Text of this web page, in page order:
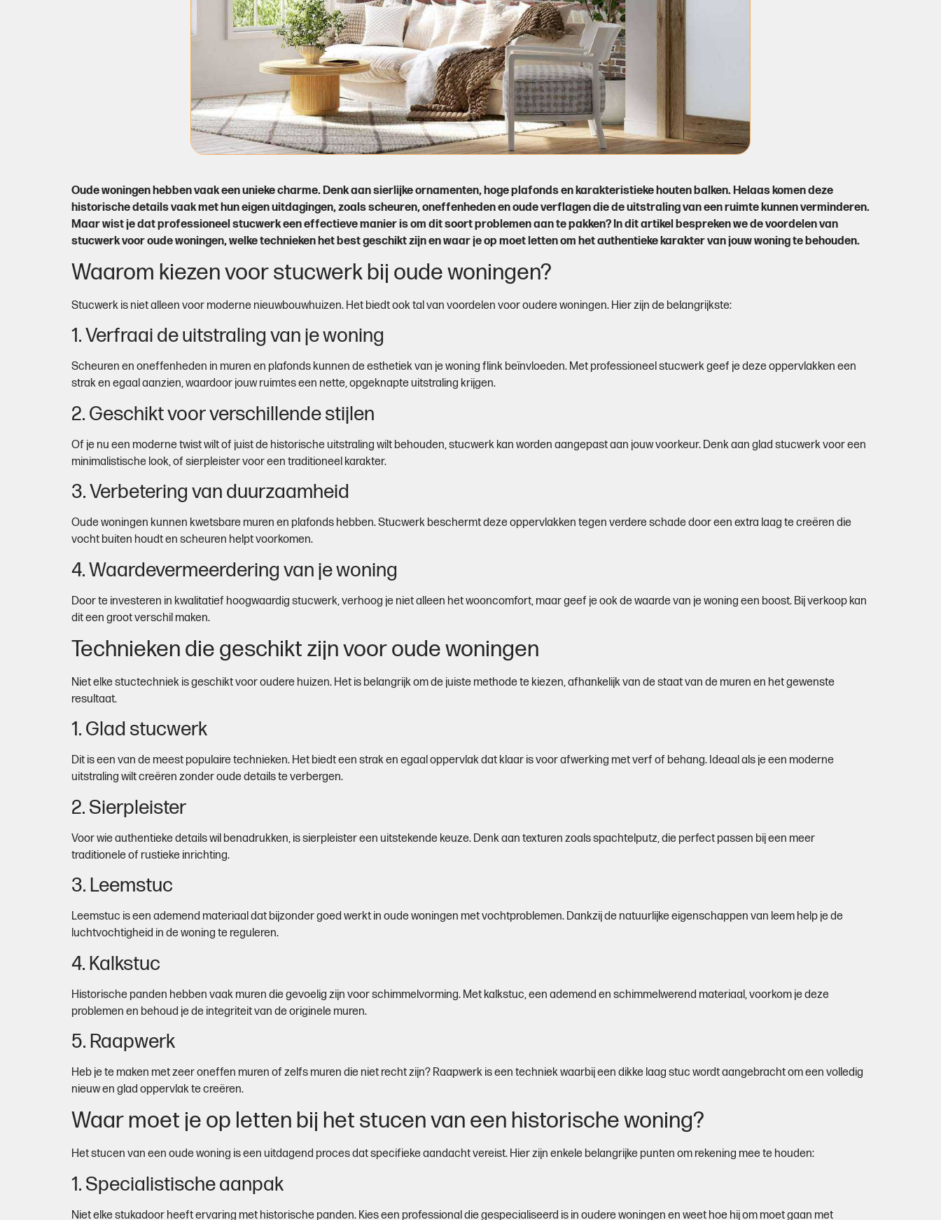
Oude woningen hebben vaak een unieke charme. Denk aan sierlijke ornamenten, hoge plafonds en karakteristieke houten balken. Helaas komen deze
historische details vaak met hun eigen uitdagingen, zoals scheuren, oneffenheden en oude verflagen die de uitstraling van een ruimte kunnen verminderen.
Maar wist je dat professioneel stucwerk een effectieve manier is om dit soort problemen aan te pakken? In dit artikel bespreken we de voordelen van
stucwerk voor oude woningen, welke technieken het best geschikt zijn en waar je op moet letten om het authentieke karakter van jouw woning te behouden.
Waarom kiezen voor stucwerk bij oude woningen?
Stucwerk is niet alleen voor moderne nieuwbouwhuizen. Het biedt ook tal van voordelen voor oudere woningen. Hier zijn de belangrijkste:
1. Verfraai de uitstraling van je woning
Scheuren en oneffenheden in muren en plafonds kunnen de esthetiek van je woning flink beïnvloeden. Met professioneel stucwerk geef je deze oppervlakken een
strak en egaal aanzien, waardoor jouw ruimtes een nette, opgeknapte uitstraling krijgen.
2. Geschikt voor verschillende stijlen
Of je nu een moderne twist wilt of juist de historische uitstraling wilt behouden, stucwerk kan worden aangepast aan jouw voorkeur. Denk aan glad stucwerk voor een
minimalistische look, of sierpleister voor een traditioneel karakter.
3. Verbetering van duurzaamheid
Oude woningen kunnen kwetsbare muren en plafonds hebben. Stucwerk beschermt deze oppervlakken tegen verdere schade door een extra laag te creëren die
vocht buiten houdt en scheuren helpt voorkomen.
4. Waardevermeerdering van je woning
Door te investeren in kwalitatief hoogwaardig stucwerk, verhoog je niet alleen het wooncomfort, maar geef je ook de waarde van je woning een boost. Bij verkoop kan
dit een groot verschil maken.
Technieken die geschikt zijn voor oude woningen
Niet elke stuctechniek is geschikt voor oudere huizen. Het is belangrijk om de juiste methode te kiezen, afhankelijk van de staat van de muren en het gewenste
resultaat.
1. Glad stucwerk
Dit is een van de meest populaire technieken. Het biedt een strak en egaal oppervlak dat klaar is voor afwerking met verf of behang. Ideaal als je een moderne
uitstraling wilt creëren zonder oude details te verbergen.
2. Sierpleister
Voor wie authentieke details wil benadrukken, is sierpleister een uitstekende keuze. Denk aan texturen zoals spachtelputz, die perfect passen bij een meer
traditionele of rustieke inrichting.
3. Leemstuc
Leemstuc is een ademend materiaal dat bijzonder goed werkt in oude woningen met vochtproblemen. Dankzij de natuurlijke eigenschappen van leem help je de
luchtvochtigheid in de woning te reguleren.
4. Kalkstuc
Historische panden hebben vaak muren die gevoelig zijn voor schimmelvorming. Met kalkstuc, een ademend en schimmelwerend materiaal, voorkom je deze
problemen en behoud je de integriteit van de originele muren.
5. Raapwerk
Heb je te maken met zeer oneffen muren of zelfs muren die niet recht zijn? Raapwerk is een techniek waarbij een dikke laag stuc wordt aangebracht om een volledig
nieuw en glad oppervlak te creëren.
Waar moet je op letten bij het stucen van een historische woning?
Het stucen van een oude woning is een uitdagend proces dat specifieke aandacht vereist. Hier zijn enkele belangrijke punten om rekening mee te houden:
1. Specialistische aanpak
Niet elke stukadoor heeft ervaring met historische panden. Kies een professional die gespecialiseerd is in oudere woningen en weet hoe hij om moet gaan met